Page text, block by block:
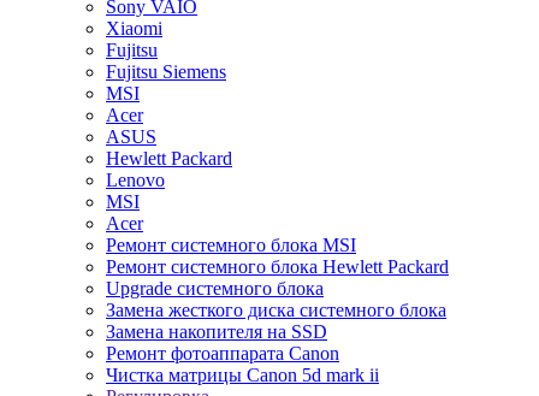
Sony VAIO
Xiaomi
Fujitsu
Fujitsu Siemens
MSI
Acer
ASUS
Hewlett Packard
Lenovo
MSI
Acer
Ремонт системного блока MSI
Ремонт системного блока Hewlett Packard
Upgrade системного блока
Замена жесткого диска системного блока
Замена накопителя на SSD
Ремонт фотоаппарата Canon
Чистка матрицы Canon 5d mark ii